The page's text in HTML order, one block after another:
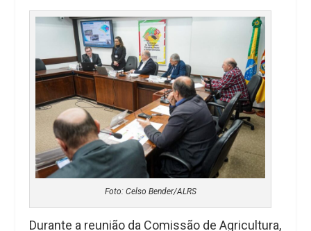
Foto: Celso Bender/ALRS
Durante a reunião da Comissão de Agricultura,